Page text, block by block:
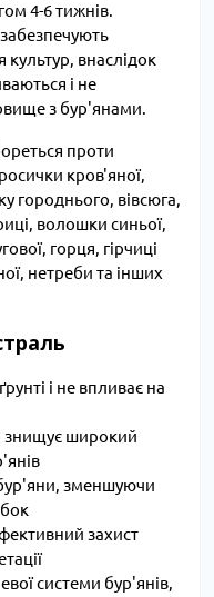
4-6 тижнів.
внаслідок
і не
з бур'янами.
проти
кров'яної,
городнього, вівсюга,
волошки синьої,
горця, гірчиці
нетреби та інших
і не впливає на
знищує широкий
зменшуючи
захист
системи бур'янів,